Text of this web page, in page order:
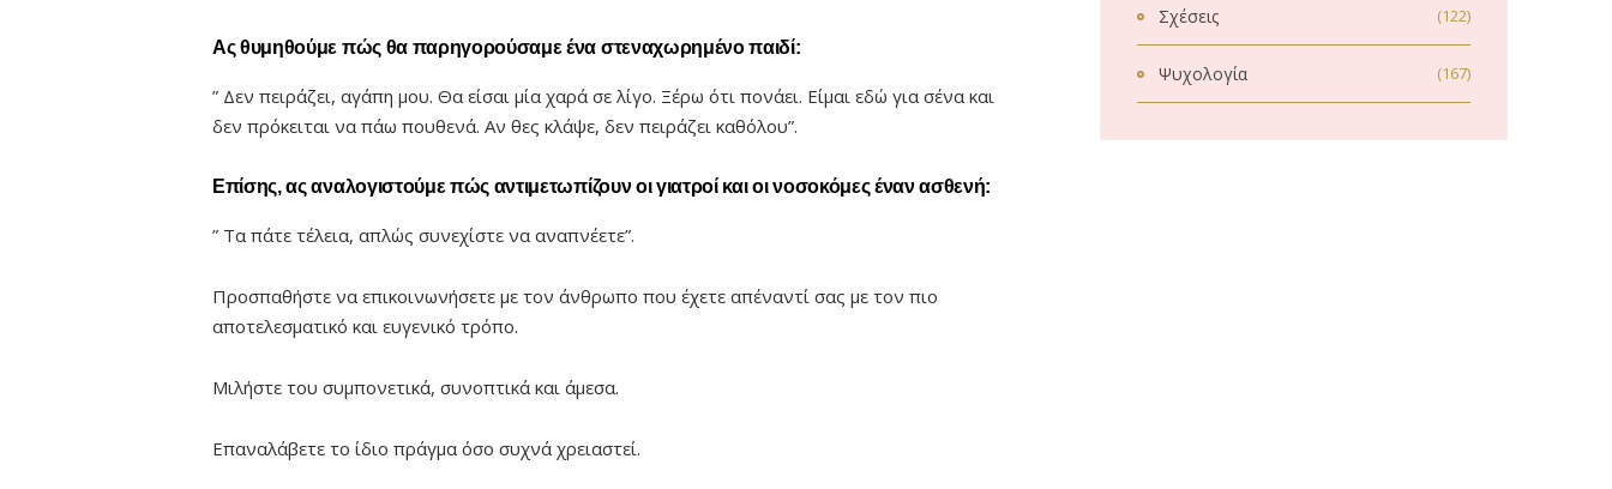
Ας θυμηθούμε πώς θα παρηγορούσαμε ένα στεναχωρημένο παιδί:
” Δεν πειράζει, αγάπη μου. Θα είσαι μία χαρά σε λίγο. Ξέρω ότι πονάει. Είμαι εδώ για σένα και
δεν πρόκειται να πάω πουθενά. Αν θες κλάψε, δεν πειράζει καθόλου”.
Επίσης, ας αναλογιστούμε πώς αντιμετωπίζουν οι γιατροί και οι νοσοκόμες έναν ασθενή:
” Τα πάτε τέλεια, απλώς συνεχίστε να αναπνέετε”.
Προσπαθήστε να επικοινωνήσετε με τον άνθρωπο που έχετε απέναντί σας με τον πιο
αποτελεσματικό και ευγενικό τρόπο.
Μιλήστε του συμπονετικά, συνοπτικά και άμεσα.
Επαναλάβετε το ίδιο πράγμα όσο συχνά χρειαστεί.
Σχέσεις (122)
Ψυχολογία (167)